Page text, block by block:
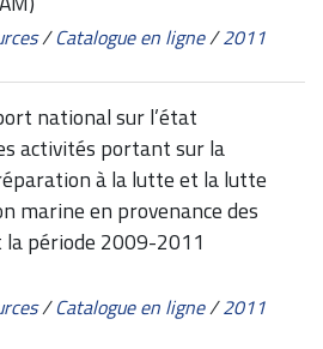
/Catalogue en ligne/2011
national sur l’état
activités portant sur la
à la lutte et la lutte
marine en provenance des
période 2009-2011
/Catalogue en ligne/2011